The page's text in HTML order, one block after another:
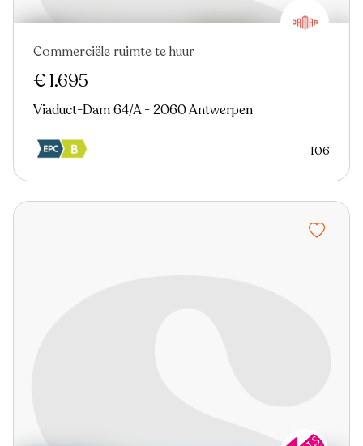
Nieuw
Commerciële ruimte te huur
€ 1.695
Viaduct-Dam 64/A - 2060 Antwerpen
106